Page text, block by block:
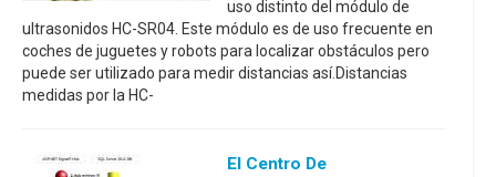
uso distinto del módulo de
ultrasonidos HC-SR04. Este módulo es de uso frecuente en
coches de juguetes y robots para localizar obstáculos pero
puede ser utilizado para medir distancias así.Distancias
medidas por la HC-
El Centro De